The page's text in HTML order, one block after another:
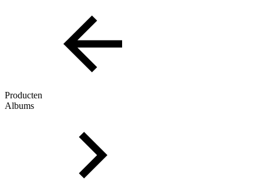
Producten
Albums